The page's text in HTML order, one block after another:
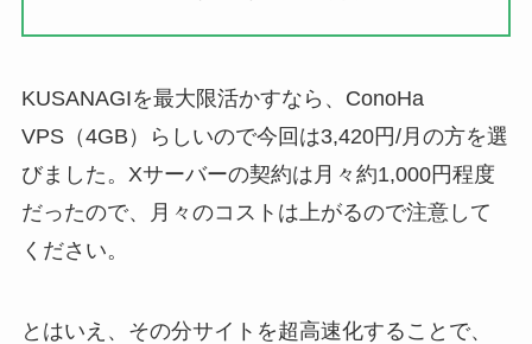
KUSANAGIを最大限活かすなら、ConoHa
VPS（4GB）らしいので今回は3,420円/月の方を選
びました。Xサーバーの契約は月々約1,000円程度
だったので、月々のコストは上がるので注意して
ください。
とはいえ、その分サイトを超高速化することで、